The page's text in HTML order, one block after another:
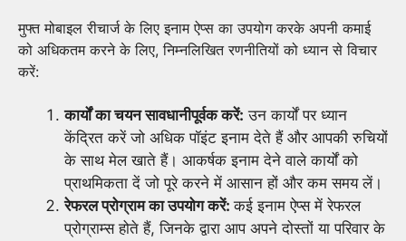
मुफ्त मोबाइल रीचार्ज के लिए इनाम ऐप्स का उपयोग करके अपनी कमाई
को अधिकतम करने के लिए, निम्नलिखित रणनीतियों को ध्यान से विचार
करें:
कार्यों का चयन सावधानीपूर्वक करें: उन कार्यों पर ध्यान
केंद्रित करें जो अधिक पॉइंट इनाम देते हैं और आपकी रुचियों
के साथ मेल खाते हैं। आकर्षक इनाम देने वाले कार्यों को
प्राथमिकता दें जो पूरे करने में आसान हों और कम समय लें।
रेफरल प्रोग्राम का उपयोग करें:कई इनाम ऐप्स में रेफरल
प्रोग्राम्स होते हैं, जिनके द्वारा आप अपने दोस्तों या परिवार के